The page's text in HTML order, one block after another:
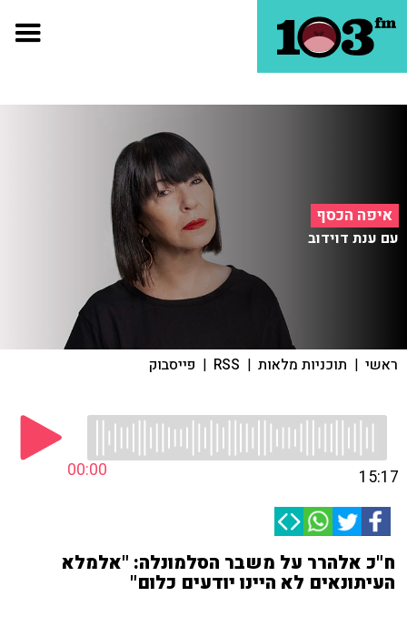
איפה הכסף
עם ענת דוידוב
ראשי | תוכניות מלאות |
RSS
| פייסבוק
00:00 15:17
ח"כ אלהרר על משבר הסלמונלה: "אלמלא
העיתונאים לא היינו יודעים כלום"